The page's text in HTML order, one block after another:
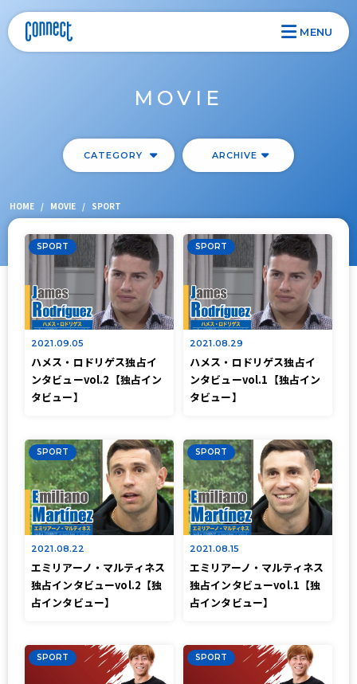
MENU
MOVIE
CATEGORY ARCHIVE
HOME / MOVIE / SPORT
SPORT
2021.09.05
ハメス・ロドリゲス独占イ
ンタビューvol.2【独占イン
タビュー】
SPORT
2021.08.29
ハメス・ロドリゲス独占イ
ンタビューvol.1【独占イン
タビュー】
SPORT
2021.08.22
エミリアーノ・マルティネス
独占インタビューvol.2【独
占インタビュー】
SPORT
2021.08.15
エミリアーノ・マルティネス
独占インタビューvol.1【独
占インタビュー】
SPORT SPORT